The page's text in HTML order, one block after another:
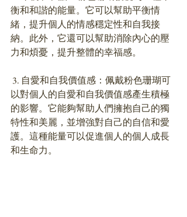
衡和和諧的能量。它可以幫助平衡情
緒，提升個人的情感穩定性和自我接
納。此外，它還可以幫助消除內心的壓
力和煩憂，提升整體的幸福感。
以對個人的自愛和自我價值感產生積極
的影響。它能夠幫助人們擁抱自己的獨
特性和美麗，並增強對自己的自信和愛
護。這種能量可以促進個人的個人成長
和生命力。